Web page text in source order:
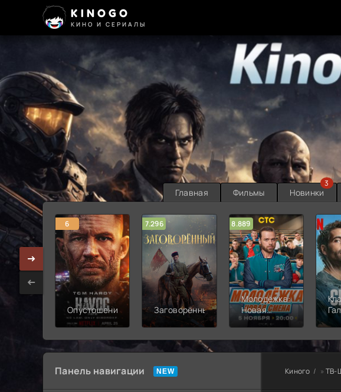
KINOGO
КИНО И СЕРИАЛЫ
Главная Фильмы Новинки
3
6
Опустошение
7.296
Заговорённый
8.889
Молодёжка:
Новая
смена
Панель навигации Киного » ТВ-